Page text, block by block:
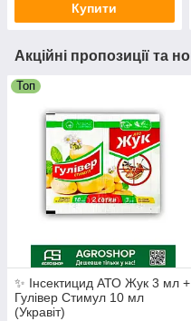
Купити
Акційні пропозиції та
Топ
✨ Інсектицид АТО Жук 3 мл +
Гулівер Стимул 10 мл
(Укравіт)